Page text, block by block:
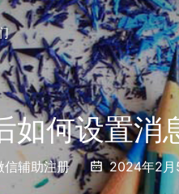
如何设置消
信辅助注册 2024年2月